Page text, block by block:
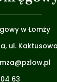
w Łomży
ul.
63